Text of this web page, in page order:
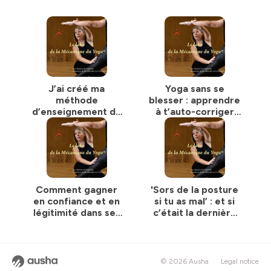
J’ai créé ma
méthode
d’enseignement de
Yoga mais je n’en
avais pas
conscience jusque
là
Yoga sans se
blesser : apprendre
à t’auto-corriger
avec des
accessoires
Comment gagner
en confiance et en
légitimité dans ses
'Sors de la posture
si tu as mal’ : et si
c’était la dernière
© 2026 Ausha Legal notice